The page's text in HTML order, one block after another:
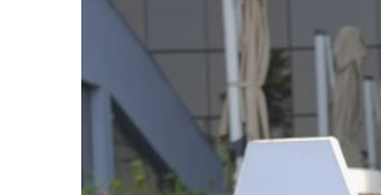
August 1, 2026